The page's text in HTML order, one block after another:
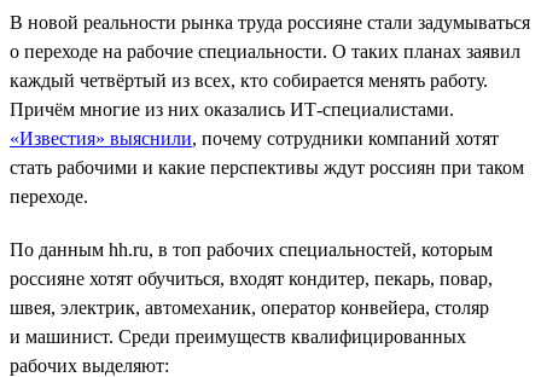
В новой реальности рынка труда россияне стали задумываться
о переходе на рабочие специальности. О таких планах заявил
каждый четвёртый из всех, кто собирается менять работу.
Причём многие из них оказались ИТ-специалистами.
«Известия» выяснили, почему сотрудники компаний хотят
стать рабочими и какие перспективы ждут россиян при таком
переходе.
По данным hh.ru, в топ рабочих специальностей, которым
россияне хотят обучиться, входят кондитер, пекарь, повар,
швея, электрик, автомеханик, оператор конвейера, столяр
и машинист. Среди преимуществ квалифицированных
рабочих выделяют: